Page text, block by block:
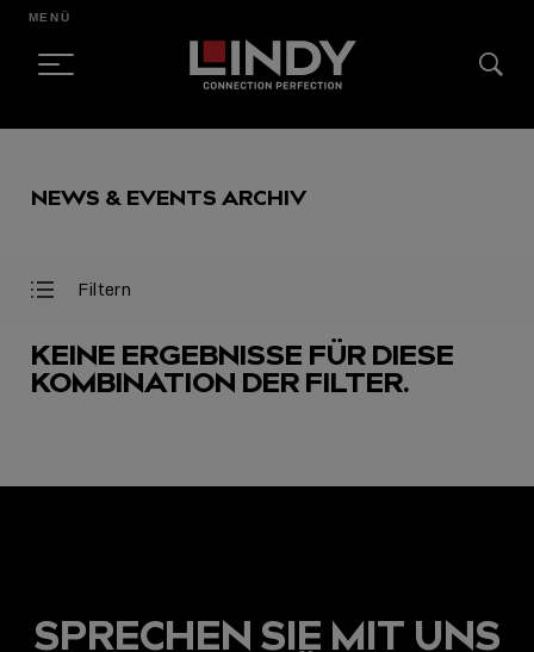
CONTENT
MENÜ
NEWS & EVENTS ARCHIV
Filter
Filter
Filtern
KEINE ERGEBNISSE FÜR DIESE
KOMBINATION DER FILTER.
SPRECHEN SIE MIT UNS